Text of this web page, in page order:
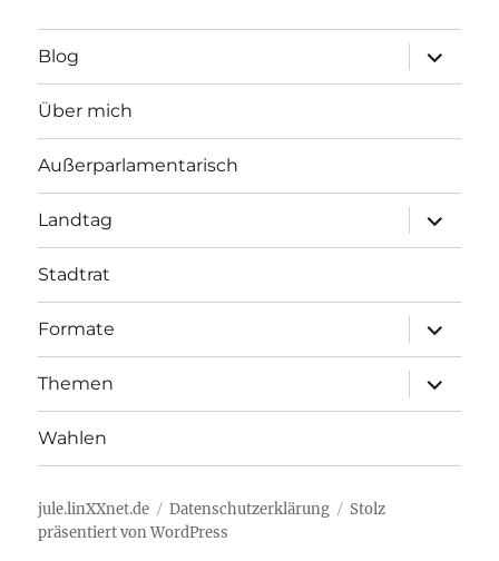
Blog
öffnen
Über mich
Außerparlamentarisch
Landtag
öffnen
Stadtrat
Formate
öffnen
Themen
öffnen
Wahlen
jule.linXXnet.de Datenschutzerklärung
Stolz
präsentiert von WordPress